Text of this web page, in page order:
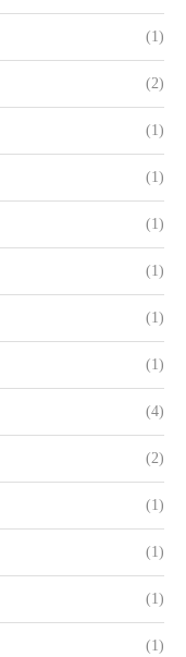
(1)
(2)
(1)
(1)
(1)
(1)
(1)
(1)
(4)
(2)
(1)
(1)
(1)
(1)